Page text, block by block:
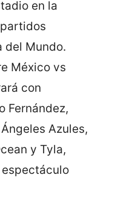
en la
del Mundo.
México vs
con
Fernández,
Azules,
y Tyla,